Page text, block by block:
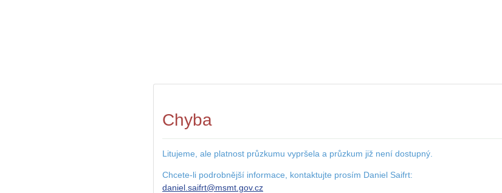
Chyba
Litujeme, ale platnost průzkumu vypršela a průzkum již není dostupný.
Chcete-li podrobnější informace, kontaktujte prosím Daniel Saifrt:
daniel.saifrt@msmt.gov.cz